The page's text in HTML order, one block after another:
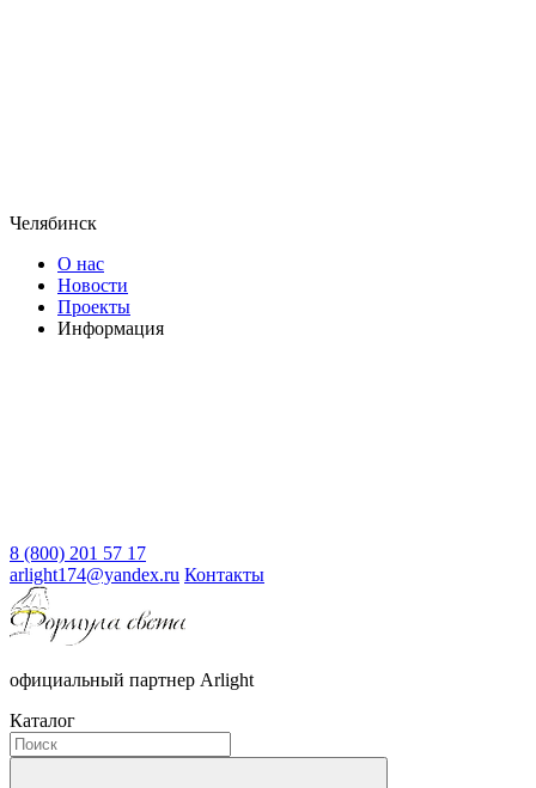
Челябинск
О нас
Новости
Проекты
Информация
8 (800) 201 57 17
arlight174@yandex.ru Контакты
официальный партнер Arlight
Каталог